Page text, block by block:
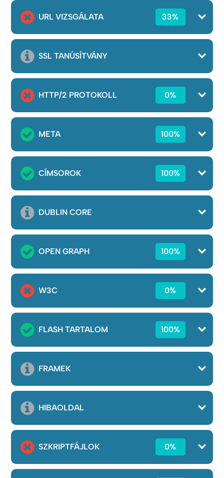
URL VIZSGÁLATA 33%
SSL TANÚSÍTVÁNY
HTTP/2 PROTOKOLL 0%
META 100%
CÍMSOROK 100%
DUBLIN CORE
OPEN GRAPH 100%
W3C 0%
FLASH TARTALOM 100%
FRAMEK
HIBAOLDAL
SZKRIPTFÁJLOK 0%